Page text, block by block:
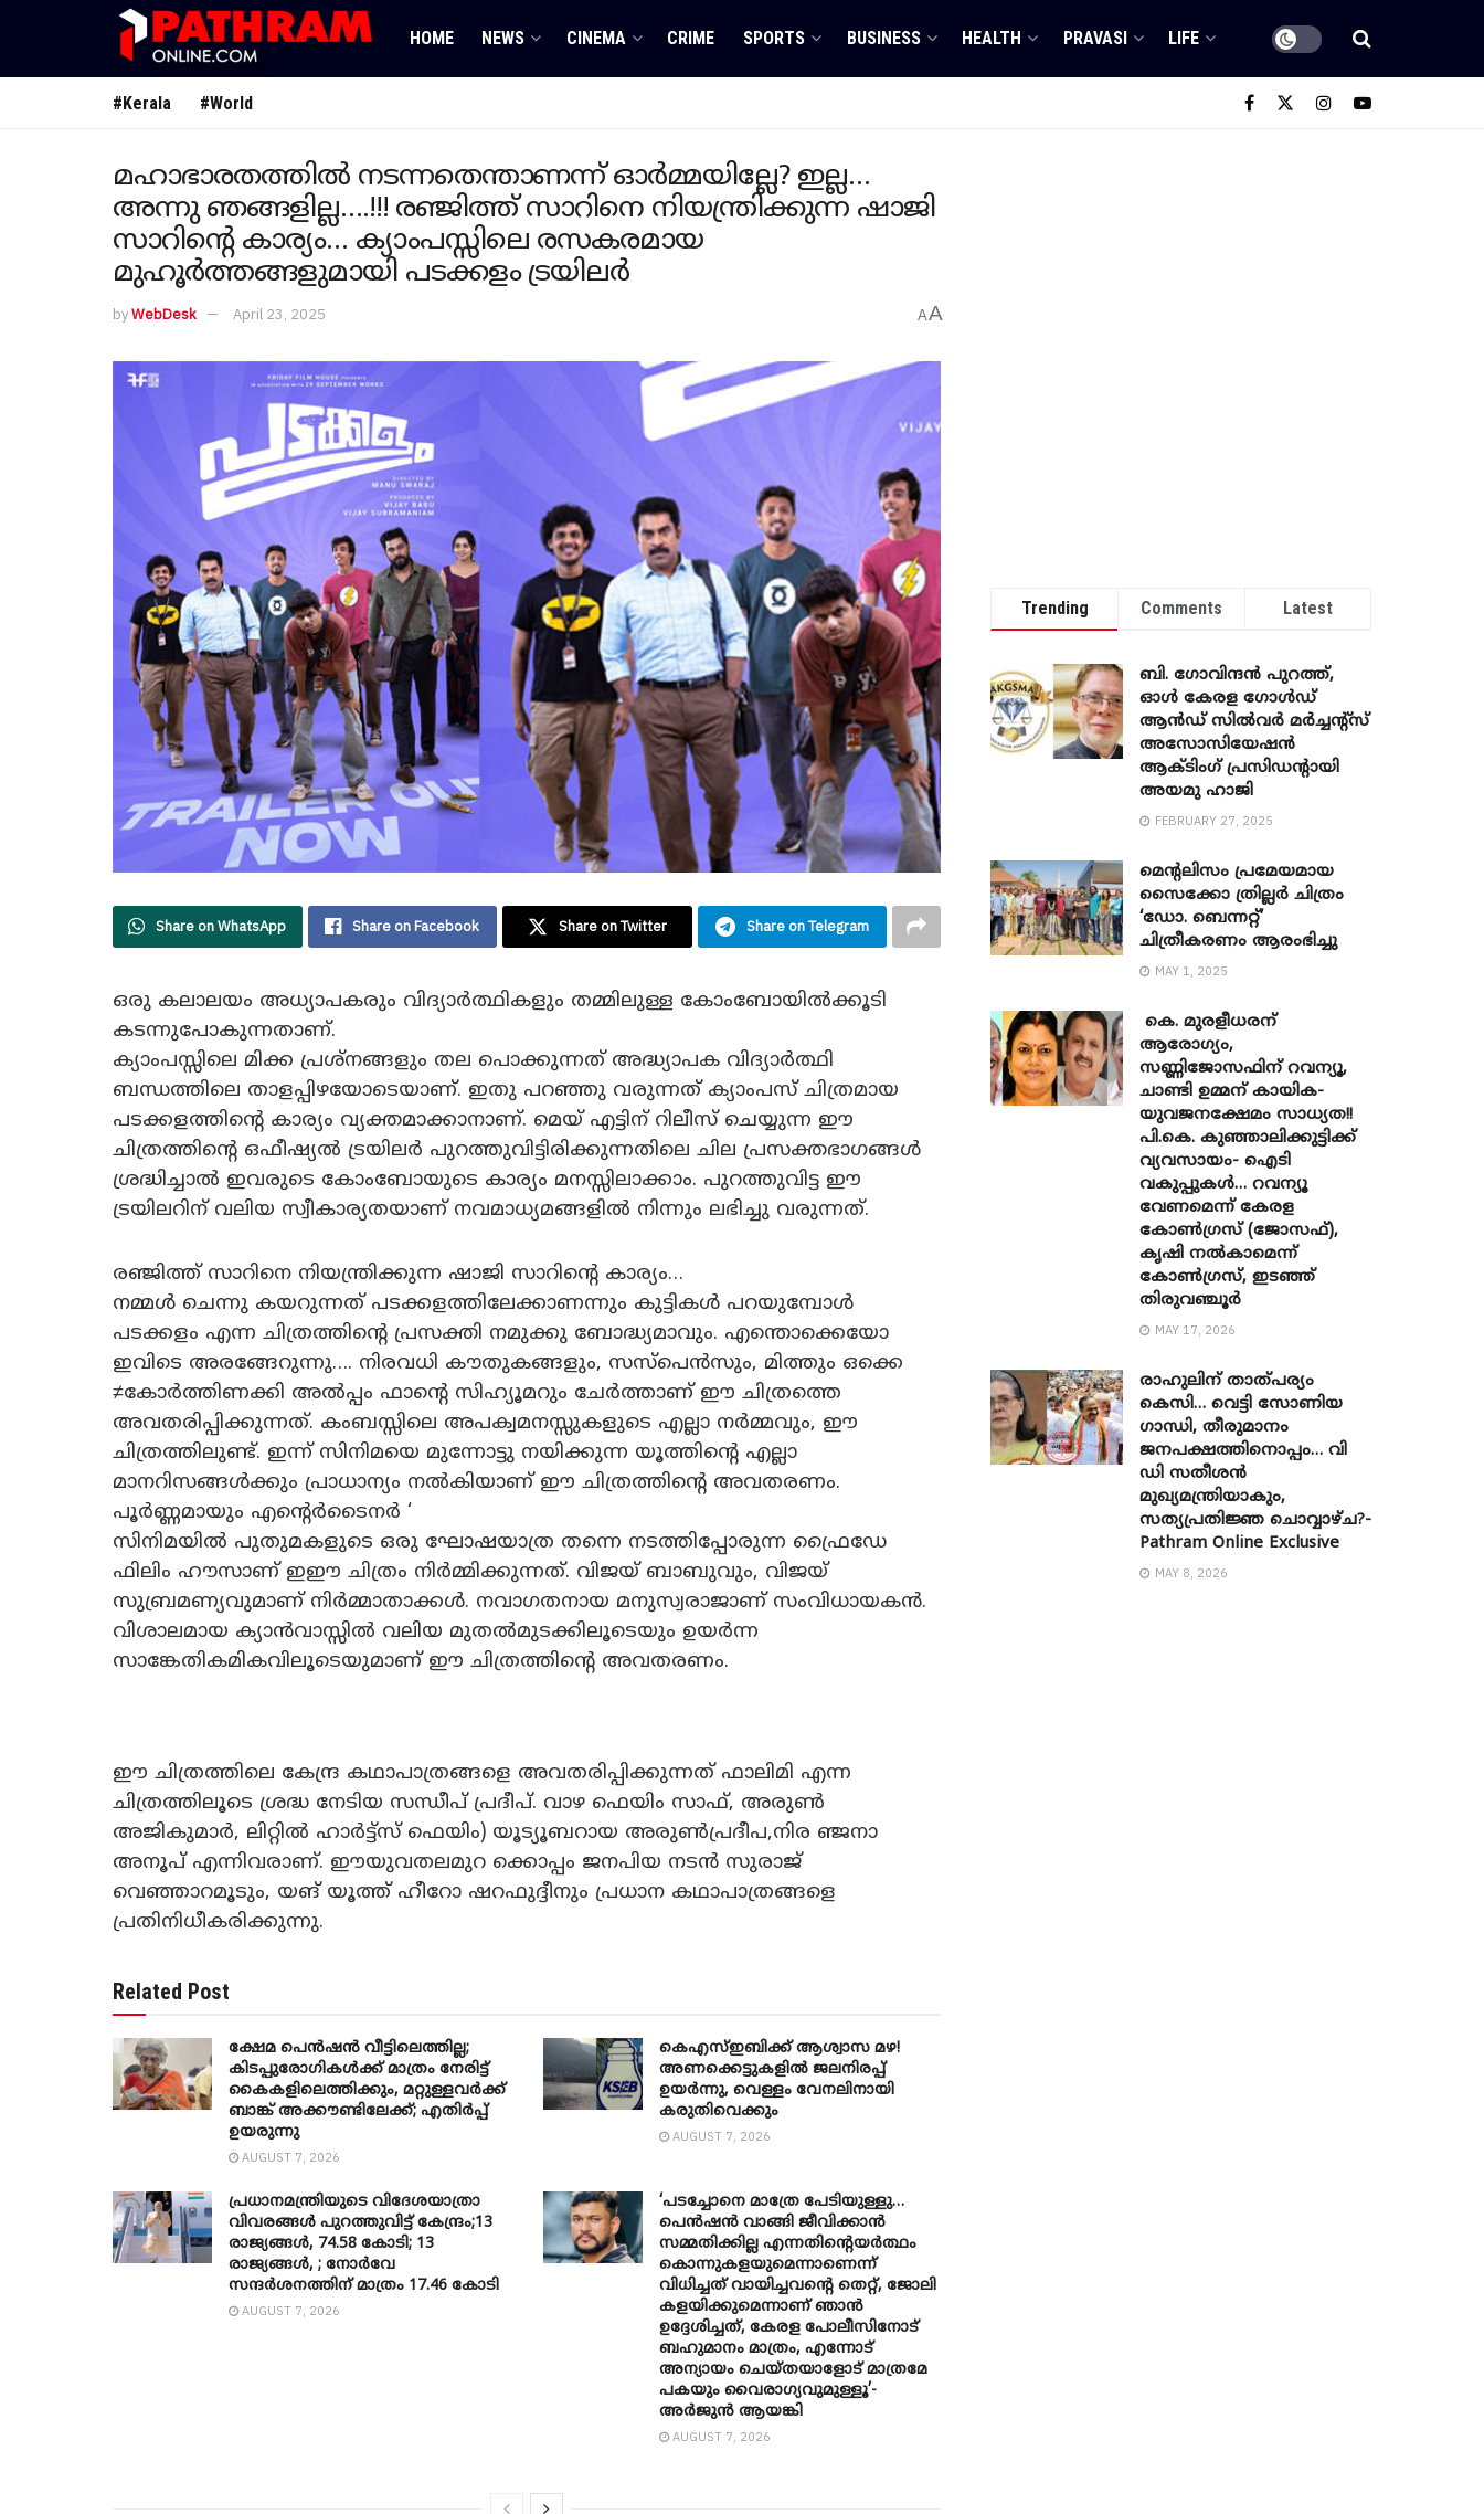
HOME NEWS CINEMA CRIME SPORTS BUSINESS HEALTH PRAVASI LIFE
#Kerala #World
മഹാഭാരതത്തിൽ നടന്നതെന്താണന്ന് ഓർമ്മയില്ലേ? ഇല്ല…
അന്നു ഞങ്ങളില്ല….!!! രഞ്ജിത്ത് സാറിനെ നിയന്ത്രിക്കുന്ന ഷാജി
സാറിന്റെ കാര്യം… ക്യാംപസ്സിലെ രസകരമായ
മുഹൂർത്തങ്ങളുമായി പടക്കളം ട്രയിലർ
byWebDesk April 23, 2025 AA
Share on WhatsApp Share on Facebook Share on Twitter Share on Telegram
ഒരു കലാലയം അധ്യാപകരും വിദ്യാർത്ഥികളും തമ്മിലുള്ള കോംബോയിൽക്കൂടി
കടന്നുപോകുന്നതാണ്.
ക്യാംപസ്സിലെ മിക്ക പ്രശ്നങ്ങളും തല പൊക്കുന്നത് അദ്ധ്യാപക വിദ്യാർത്ഥി
ബന്ധത്തിലെ താളപ്പിഴയോടെയാണ്. ഇതു പറഞ്ഞു വരുന്നത് ക്യാംപസ് ചിത്രമായ
പടക്കളത്തിൻ്റെ കാര്യം വ്യക്തമാക്കാനാണ്. മെയ് എട്ടിന് റിലീസ് ചെയ്യുന്ന ഈ
ചിത്രത്തിൻ്റെ ഒഫീഷ്യൽ ട്രയിലർ പുറത്തുവിട്ടിരിക്കുന്നതിലെ ചില പ്രസക്തഭാഗങ്ങൾ
ശ്രദ്ധിച്ചാൽ ഇവരുടെ കോംബോയുടെ കാര്യം മനസ്സിലാക്കാം. പുറത്തുവിട്ട ഈ
ട്രയിലറിന് വലിയ സ്വീകാര്യതയാണ് നവമാധ്യമങ്ങളിൽ നിന്നും ലഭിച്ചു വരുന്നത്.
രഞ്ജിത്ത് സാറിനെ നിയന്ത്രിക്കുന്ന ഷാജി സാറിൻ്റെ കാര്യം…
നമ്മൾ ചെന്നു കയറുന്നത് പടക്കളത്തിലേക്കാണന്നും കുട്ടികൾ പറയുമ്പോൾ
പടക്കളം എന്ന ചിത്രത്തിൻ്റെ പ്രസക്തി നമുക്കു ബോദ്ധ്യമാവും. എന്തൊക്കെയോ
ഇവിടെ അരങ്ങേറുന്നു…. നിരവധി കൗതുകങ്ങളും, സസ്പെൻസും, മിത്തും ഒക്കെ
≠കോർത്തിണക്കി അൽപ്പം ഫാൻ്റെ സിഹ്യൂമറും ചേർത്താണ് ഈ ചിത്രത്തെ
അവതരിപ്പിക്കുന്നത്. കംബസ്സിലെ അപക്വമനസ്സുകളുടെ എല്ലാ നർമ്മവും, ഈ
ചിത്രത്തിലുണ്ട്. ഇന്ന് സിനിമയെ മുന്നോട്ടു നയിക്കുന്ന യൂത്തിൻ്റെ എല്ലാ
മാനറിസങ്ങൾക്കും പ്രാധാന്യം നൽകിയാണ് ഈ ചിത്രത്തിൻ്റെ അവതരണം.
പൂർണ്ണമായും എൻ്റെർടൈനർ ‘
സിനിമയിൽ പുതുമകളുടെ ഒരു ഘോഷയാത്ര തന്നെ നടത്തിപ്പോരുന്ന ഫ്രൈഡേ
ഫിലിം ഹൗസാണ് ഇഈ ചിത്രം നിർമ്മിക്കുന്നത്. വിജയ് ബാബുവും, വിജയ്
സുബ്രമണ്യവുമാണ് നിർമ്മാതാക്കൾ. നവാഗതനായ മനുസ്വരാജാണ് സംവിധായകൻ.
വിശാലമായ ക്യാൻവാസ്സിൽ വലിയ മുതൽമുടക്കിലൂടെയും ഉയർന്ന
സാങ്കേതികമികവിലൂടെയുമാണ് ഈ ചിത്രത്തിൻ്റെ അവതരണം.
ഈ ചിത്രത്തിലെ കേന്ദ്ര കഥാപാത്രങ്ങളെ അവതരിപ്പിക്കുന്നത് ഫാലിമി എന്ന
ചിത്രത്തിലൂടെ ശ്രദ്ധ നേടിയ സന്ധീപ് പ്രദീപ്. വാഴ ഫെയിം സാഫ്, അരുൺ
അജികുമാർ, ലിറ്റിൽ ഹാർട്ട്സ് ഫെയിം) യൂട്യൂബറായ അരുൺപ്രദീപ,നിര ഞ്ജനാ
അനൂപ് എന്നിവരാണ്. ഈയുവതലമുറ ക്കൊപ്പം ജനപിയ നടൻ സുരാജ്
വെഞ്ഞാറമൂടും, യങ് യൂത്ത് ഹീറോ ഷറഫുദ്ദീനും പ്രധാന കഥാപാത്രങ്ങളെ
പ്രതിനിധീകരിക്കുന്നു.
Related Post
ക്ഷേമ പെൻഷൻ വീട്ടിലെത്തില്ല;
കിടപ്പുരോഗികൾക്ക് മാത്രം നേരിട്ട്
കൈകളിലെത്തിക്കും, മറ്റുള്ളവർക്ക്
ബാങ്ക് അക്കൗണ്ടിലേക്ക്; എതിർപ്പ്
ഉയരുന്നു
AUGUST 7, 2026
കെഎസ്ഇബിക്ക് ആശ്വാസ മഴ!
അണക്കെട്ടുകളിൽ ജലനിരപ്പ്
ഉയർന്നു, വെള്ളം വേനലിനായി
കരുതിവെക്കും
AUGUST 7, 2026
പ്രധാനമന്ത്രിയുടെ വിദേശയാത്രാ
വിവരങ്ങൾ പുറത്തുവിട്ട് കേന്ദ്രം;13
രാജ്യങ്ങൾ, 74.58 കോടി; 13
രാജ്യങ്ങൾ, ; നോർവേ
സന്ദർശനത്തിന് മാത്രം 17.46 കോടി
AUGUST 7, 2026
‘പടച്ചോനെ മാത്രേ പേടിയുള്ളു…
പെൻഷൻ വാങ്ങി ജീവിക്കാൻ
സമ്മതിക്കില്ല എന്നതിന്റെയർത്ഥം
കൊന്നുകളയുമെന്നാണെന്ന്
വിധിച്ചത് വായിച്ചവന്റെ തെറ്റ്, ജോലി
കളയിക്കുമെന്നാണ് ഞാൻ
ഉദ്ദേശിച്ചത്, കേരള പോലീസിനോട്
ബഹുമാനം മാത്രം, എന്നോട്
അന്യായം ചെയ്തയാളോട് മാത്രമേ
പകയും വൈരാഗ്യവുമുള്ളൂ’-
അർജുൻ ആയങ്കി
AUGUST 7, 2026
Trending Comments Latest
ബി. ​ഗോവിന്ദൻ പുറത്ത്,
ഓൾ കേരള ഗോൾഡ്
ആൻഡ് സിൽവർ മർച്ചന്റ്സ്
അസോസിയേഷൻ
ആക്ടിംഗ് പ്രസിഡന്റായി
അയമു ഹാജി
FEBRUARY 27, 2025
മെന്‍റലിസം പ്രമേയമായ
സൈക്കോ ത്രില്ലർ ചിത്രം
‘ഡോ. ബെന്നറ്റ്’
ചിത്രീകരണം ആരംഭിച്ചു
MAY 1, 2025
കെ. മുരളീധരന്
ആരോഗ്യം,
സണ്ണിജോസഫിന് റവന്യൂ,
ചാണ്ടി ഉമ്മന് കായിക-
യുവജനക്ഷേമം സാധ്യത!!
പി.കെ. കുഞ്ഞാലിക്കുട്ടിക്ക്
വ്യവസായം- ഐടി
വകുപ്പുകൾ… റവന്യൂ
വേണമെന്ന് കേരള
കോൺഗ്രസ് (ജോസഫ്),
കൃഷി നൽകാമെന്ന്
കോൺഗ്രസ്, ഇടഞ്ഞ്
തിരുവഞ്ചൂർ
MAY 17, 2026
രാഹുലിന് താത്പര്യം
കെസി… വെട്ടി സോണിയ ​
ഗാന്ധി, തീരുമാനം
ജനപക്ഷത്തിനൊപ്പം… വി
ഡി സതീശൻ
മുഖ്യമന്ത്രിയാകും,
സത്യപ്രതിജ്ഞ ചൊവ്വാഴ്ച?-
Pathram Online Exclusive
MAY 8, 2026